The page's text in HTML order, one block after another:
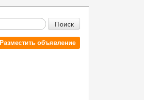
Поиск
Разместить объявление